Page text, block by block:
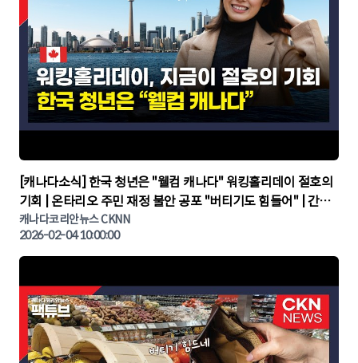
▶
[캐나다소식] 한국 청년은 "웰컴 캐나다" 워킹홀리데이 절호의
기회 | 온타리오 주민 재정 불안 공포 "버티기도 힘들어" | 간추
린 캐나다뉴스 | CKNNEWS, 캐나다코리안뉴스
캐나다코리안뉴스 CKNN
2026-02-04 10:00:00